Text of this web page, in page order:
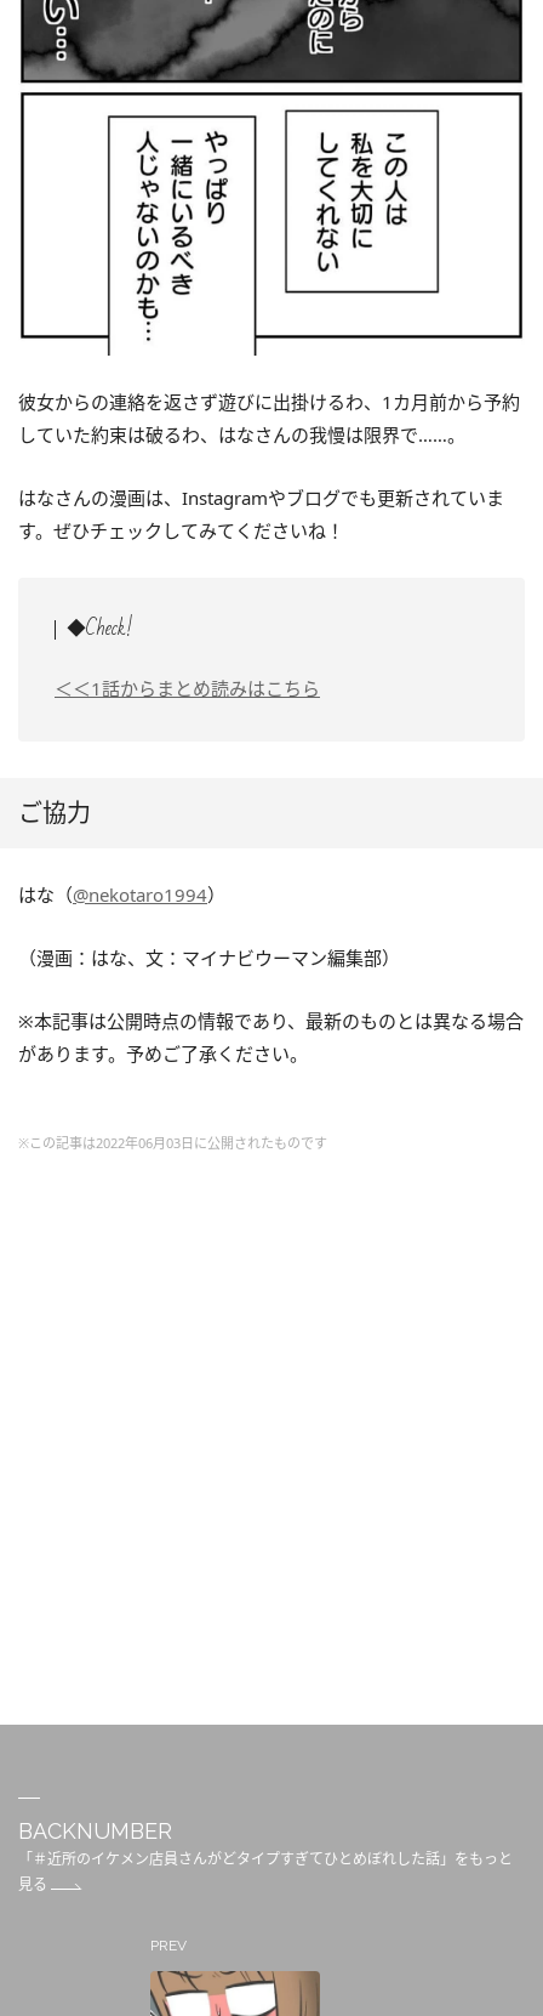
彼女からの連絡を返さず遊びに出掛けるわ、1カ月前から予約
していた約束は破るわ、はなさんの我慢は限界で……。
はなさんの漫画は、Instagramやブログでも更新されていま
す。ぜひチェックしてみてくださいね！
◆Check!
＜＜1話からまとめ読みはこちら
ご協力
はな（@nekotaro1994）
（漫画：はな、文：マイナビウーマン編集部）
※本記事は公開時点の情報であり、最新のものとは異なる場合
があります。予めご了承ください。
※この記事は2022年06月03日に公開されたものです
BACKNUMBER
「＃近所のイケメン店員さんがどタイプすぎてひとめぼれした話」をもっと
見る
PREV